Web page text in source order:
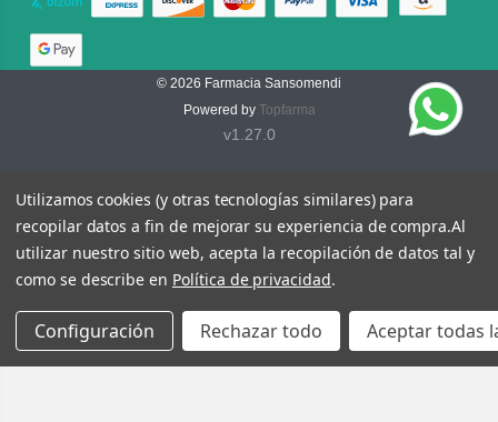
© 2026 Farmacia Sansomendi
Powered by Topfarma
v1.27.0
Utilizamos cookies (y otras tecnologías similares) para
recopilar datos a fin de mejorar su experiencia de compra.Al
utilizar nuestro sitio web, acepta la recopilación de datos tal y
como se describe en Política de privacidad.
Configuración Rechazar todo Aceptar todas